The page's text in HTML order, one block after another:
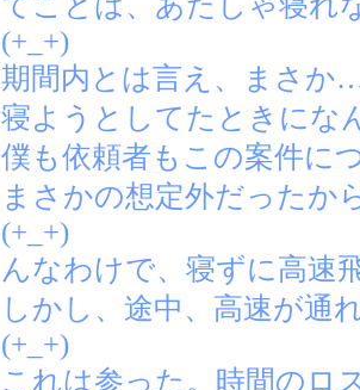
(+_+)
期間内とは言え、まさか
寝ようとしてたときにな
僕も依頼者もこの案件に
まさかの想定外だったか
(+_+)
んなわけで、寝ずに高速
しかし、途中、高速が通
(+_+)
これは参った。時間のロ